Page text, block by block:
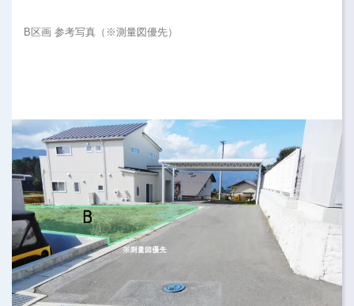
B区画 参考写真（※測量図優先）